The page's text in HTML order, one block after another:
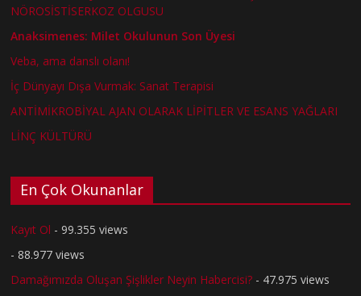
NÖROSİSTİSERKOZ OLGUSU
Anaksimenes: Milet Okulunun Son Üyesi
Veba, ama danslı olanı!
İç Dünyayı Dışa Vurmak: Sanat Terapisi
ANTİMİKROBİYAL AJAN OLARAK LİPİTLER VE ESANS YAĞLARI
LİNÇ KÜLTÜRÜ
En Çok Okunanlar
Kayıt Ol - 99.355 views
- 88.977 views
Damağımızda Oluşan Şişlikler Neyin Habercisi? - 47.975 views